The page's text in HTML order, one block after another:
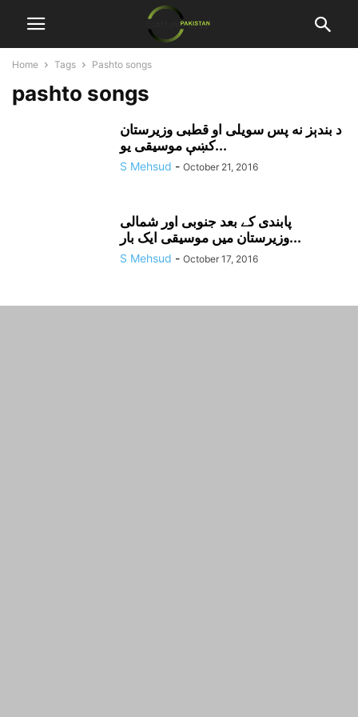
Home Tags Pashto songs
pashto songs
د بندېز نه پس سويلى او قطبى وزيرستان
کښې موسيقى يو...
S Mehsud - October 21, 2016
پابندی کے بعد جنوبی اور شمالی
وزیرستان میں موسیقی ایک بار...
S Mehsud - October 17, 2016